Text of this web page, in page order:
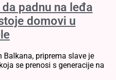
padnu na leđa
domovi u
priprema slave je
se prenosi s generacije na